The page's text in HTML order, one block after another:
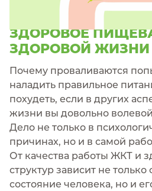
ЗДОРОВОЕ
ЗДОРОВОЙ ЖИЗНИ
Почему проваливаются
наладить правильное
похудеть, если в других
жизни вы довольно
Дело не только в
причинах, но и в самой
От качества работы ЖКТ и
структур зависит не
состояние человека, но и